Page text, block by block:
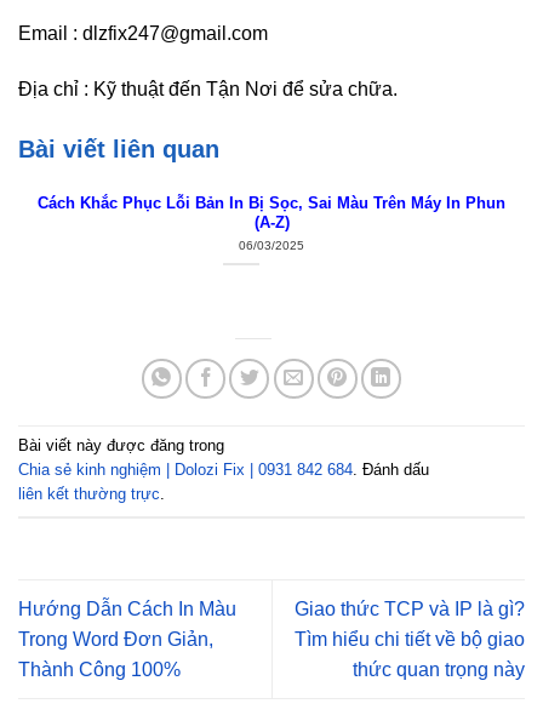
Email : dlzfix247@gmail.com
Địa chỉ : Kỹ thuật đến Tận Nơi để sửa chữa.
Bài viết liên quan
Cách Khắc Phục Lỗi Bản In Bị Sọc, Sai Màu Trên Máy In Phun
(A-Z)
06/03/2025
Bài viết này được đăng trong
Chia sẻ kinh nghiệm | Dolozi Fix | 0931 842 684. Đánh dấu
liên kết thường trực.
Hướng Dẫn Cách In Màu
Trong Word Đơn Giản,
Thành Công 100%
Giao thức TCP và IP là gì?
Tìm hiểu chi tiết về bộ giao
thức quan trọng này